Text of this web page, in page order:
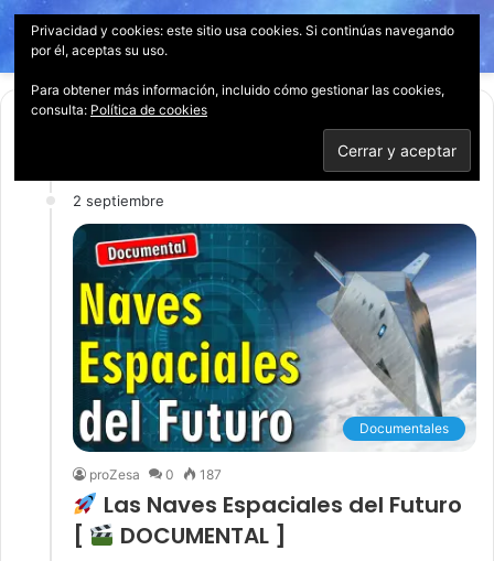
Menú
2 septiembre
Documentales
proZesa 0 187
Las Naves Espaciales del Futuro
[
DOCUMENTAL ]
Privacidad y cookies: este sitio usa cookies. Si continúas navegando
por él, aceptas su uso.
Para obtener más información, incluido cómo gestionar las cookies,
consulta: Política de cookies